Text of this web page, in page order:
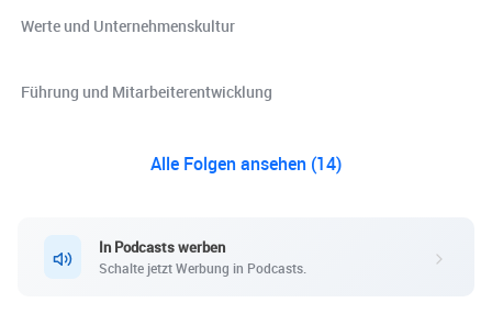
️ Werte und Unternehmenskultur
️ Führung und Mitarbeiterentwicklung
Alle Folgen ansehen (14)
In Podcasts werben
Schalte jetzt Werbung in Podcasts.